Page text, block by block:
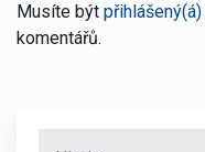
Musíte být přihlášený(á)
komentářů.